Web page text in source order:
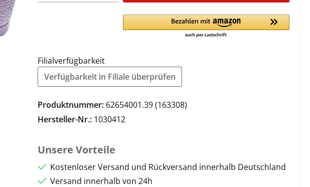
Filialverfügbarkeit
Verfügbarkeit in Filiale überprüfen
Produktnummer: 62654001.39 (163308)
Hersteller-Nr.: 1030412
Unsere Vorteile
Kostenloser Versand und Rückversand innerhalb Deutschland
Versand innerhalb von 24h